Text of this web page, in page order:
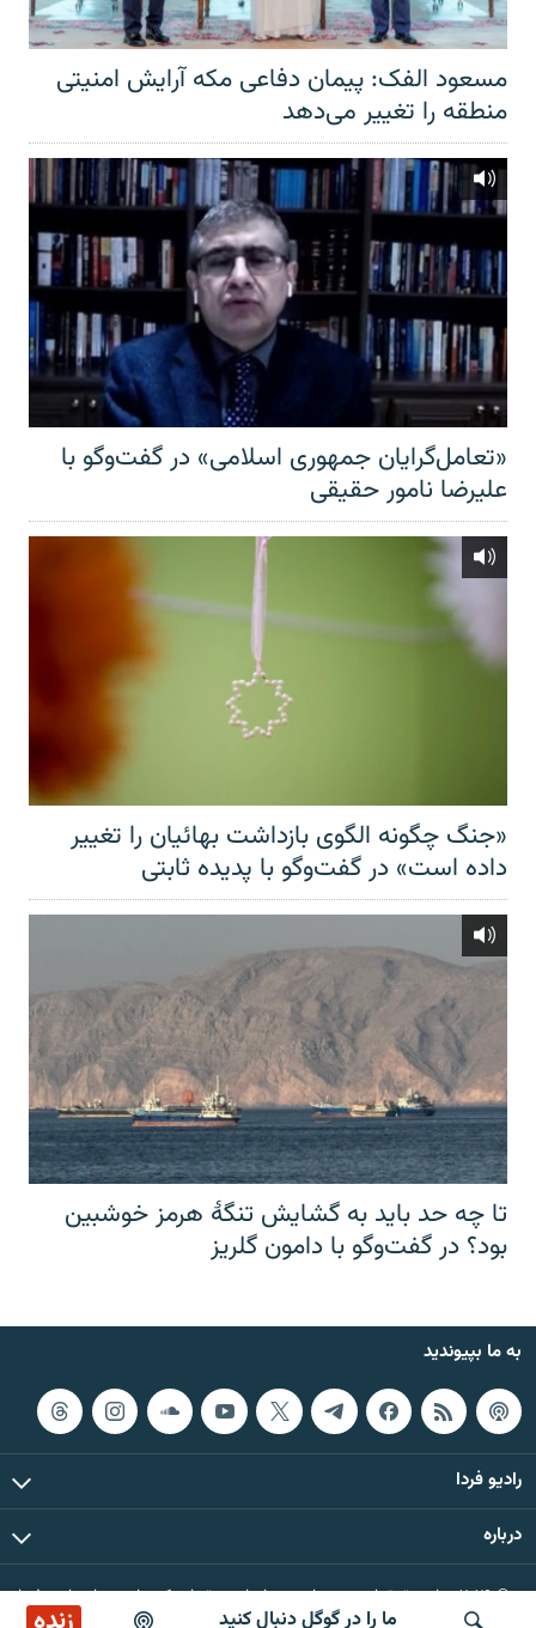
ما را در گوگل دنبال کنید
مسعود الفک: پیمان دفاعی مکه آرایش امنیتی
منطقه را تغییر می‌دهد
«تعامل‌گرایان جمهوری اسلامی» در گفت‌وگو با
علیرضا نامور حقیقی
«جنگ چگونه الگوی بازداشت بهائیان را تغییر
داده است» در گفت‌وگو با پدیده ثابتی
تا چه حد باید به گشایش تنگهٔ هرمز خوشبین
بود؟ در گفت‌وگو با دامون گلریز
به ما بپیوندید
رادیو فردا
درباره
© ۲۰۲۶ تمام حقوق این وب‌سایت، بر اساس مقررات کپی‌رایت، برای رادیو فردا
محفوظ است.